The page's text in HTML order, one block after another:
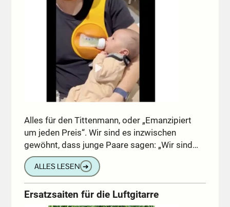
Alles für den Tittenmann, oder „Emanzipiert
um jeden Preis“. Wir sind es inzwischen
gewöhnt, dass junge Paare sagen: „Wir sind…
ALLES LESEN ➔
Ersatzsaiten für die Luftgitarre